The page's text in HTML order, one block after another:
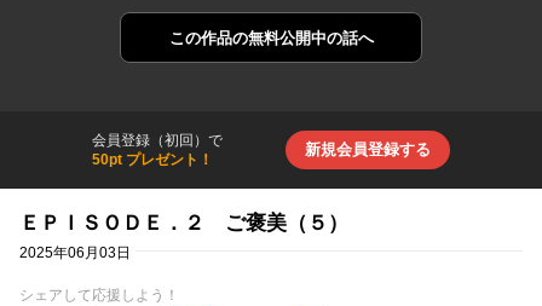
この作品の無料公開中の話へ
会員登録（初回）で
50pt プレゼント！
新規会員登録する
ＥＰＩＳＯＤＥ．２ ご褒美（５）
2025年06月03日
シェアして応援しよう！